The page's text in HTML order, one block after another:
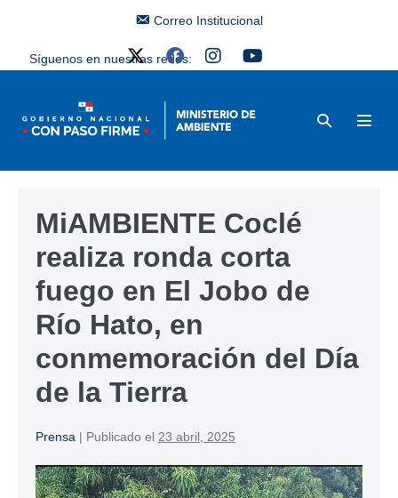
Correo Institucional
Síguenos en nuestras redes:
MiAMBIENTE Coclé
realiza ronda corta
fuego en El Jobo de
Río Hato, en
conmemoración del Día
de la Tierra
Prensa | Publicado el 23 abril, 2025